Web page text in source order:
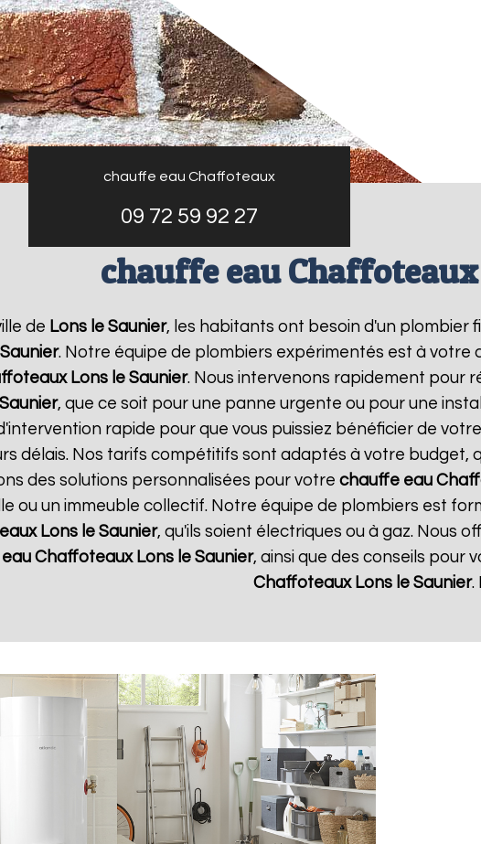
chauffe eau Chaffoteaux
09 72 59 92 27
chauffe eau
de Lons le Saunier, les habitants ont besoin d'un plombier
. Notre équipe de plombiers expérimentés est à votre
Lons le Saunier. Nous intervenons rapidement pour
, que ce soit pour une panne urgente ou pour une
rapide pour que vous puissiez bénéficier de votre
délais. Nos tarifs compétitifs sont adaptés à votre budget,
des solutions personnalisées pour votre chauffe eau
ou un immeuble collectif. Notre équipe de plombiers est
Lons le Saunier, qu'ils soient électriques ou à gaz. Nous
Chaffoteaux Lons le Saunier, ainsi que des conseils pour
Chaffoteaux Lons le Saunier.